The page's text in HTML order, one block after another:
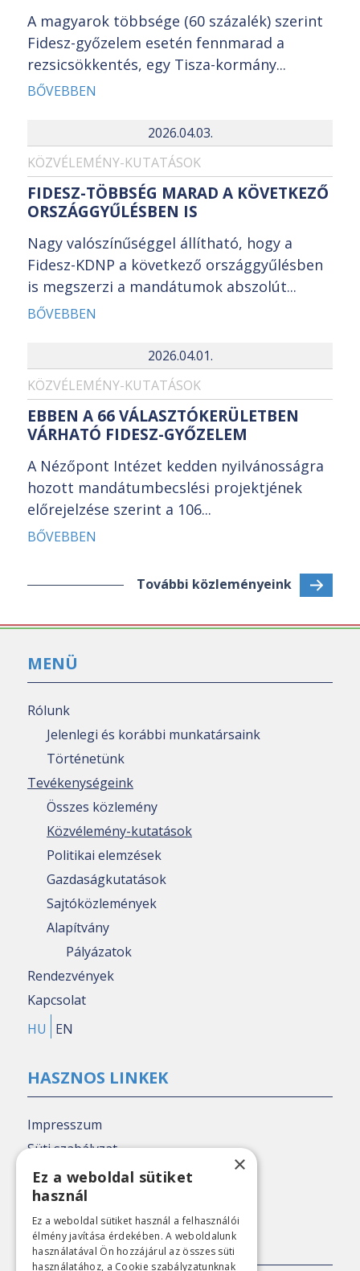
A magyarok többsége (60 százalék) szerint
Fidesz-győzelem esetén fennmarad a
rezsicsökkentés, egy Tisza-kormány...
BŐVEBBEN
2026.04.03.
KÖZVÉLEMÉNY-KUTATÁSOK
FIDESZ-TÖBBSÉG MARAD A KÖVETKEZŐ
ORSZÁGGYŰLÉSBEN IS
Nagy valószínűséggel állítható, hogy a
Fidesz-KDNP a következő országgyűlésben
is megszerzi a mandátumok abszolút...
BŐVEBBEN
2026.04.01.
KÖZVÉLEMÉNY-KUTATÁSOK
EBBEN A 66 VÁLASZTÓKERÜLETBEN
VÁRHATÓ FIDESZ-GYŐZELEM
A Nézőpont Intézet kedden nyilvánosságra
hozott mandátumbecslési projektjének
előrejelzése szerint a 106...
BŐVEBBEN
További közleményeink
MENÜ
Rólunk
Jelenlegi és korábbi munkatársaink
Történetünk
Tevékenységeink
Összes közlemény
Közvélemény-kutatások
Politikai elemzések
Gazdaságkutatások
Sajtóközlemények
Alapítvány
Pályázatok
Rendezvények
Kapcsolat
HU
EN
HASZNOS LINKEK
Impresszum
Süti szabályzat
Adatkezelési tájékoztató
Nézőpont archív
SAJTÓKAPCSOLAT
×
Ez a weboldal sütiket
használ
Ez a weboldal sütiket használ a felhasználói
élmény javítása érdekében. A weboldalunk
használatával Ön hozzájárul az összes süti
használatához, a Cookie szabályzatunknak